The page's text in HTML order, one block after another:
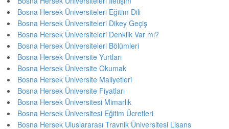
Bosna Hersek Üniversiteleri Eğitim Dili
Bosna Hersek Üniversiteleri Dikey Geçiş
Bosna Hersek Üniversiteleri Denklik Var mı?
Bosna Hersek Üniversiteleri Bölümleri
Bosna Hersek Üniversite Yurtları
Bosna Hersek Üniversite Okumak
Bosna Hersek Üniversite Maliyetleri
Bosna Hersek Üniversite Fiyatları
Bosna Hersek Üniversitesi Mimarlık
Bosna Hersek Üniversitesi Eğitim Ücretleri
Bosna Hersek Uluslararası Travnik Üniversitesi Lisans